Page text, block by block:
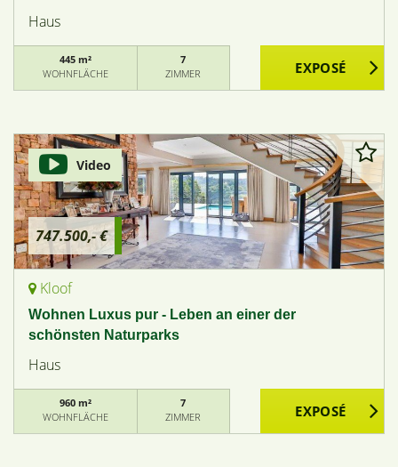
Haus
445 m²
WOHNFLÄCHE
7
ZIMMER
747.500,- €
Video
Kloof
Wohnen Luxus pur - Leben an einer der
schönsten Naturparks
Haus
960 m²
WOHNFLÄCHE
7
ZIMMER